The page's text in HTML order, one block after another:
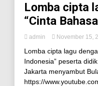
Lomba cipta
“Cinta
admin November 15,
Lomba cipta lagu
Indonesia” peserta
Jakarta menyambut
https://